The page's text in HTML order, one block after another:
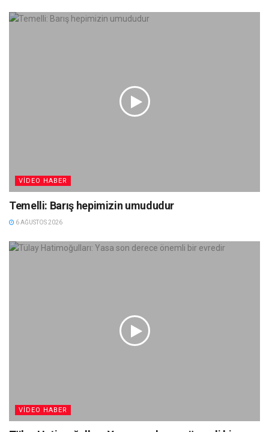
VIDEO HABER
Temelli: Barış hepimizin umududur
6 AĞUSTOS 2026
VIDEO HABER